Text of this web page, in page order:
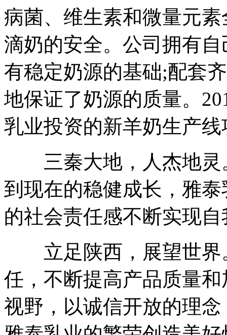
病菌、维生素和微量元
滴奶的安全。公司拥有
有稳定奶源的基础;配套
地保证了奶源的质量。
乳业投资的新羊奶生产
三秦大地，人杰地灵
到现在的稳健成长，雅
的社会责任感不断实现
立足陕西，展望世界
任，不断提高产品质量
视野，以诚信开放的理